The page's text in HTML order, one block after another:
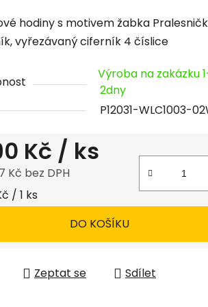
hodiny s motivem žabka
vyřezávaný ciferník 4 číslice
Výroba na zakázku
2dny
P12031-WLC1003-
Kč / ks
Kč bez DPH
cena:
/ 1 ks
DO KOŠÍKU
Zeptat se Sdílet